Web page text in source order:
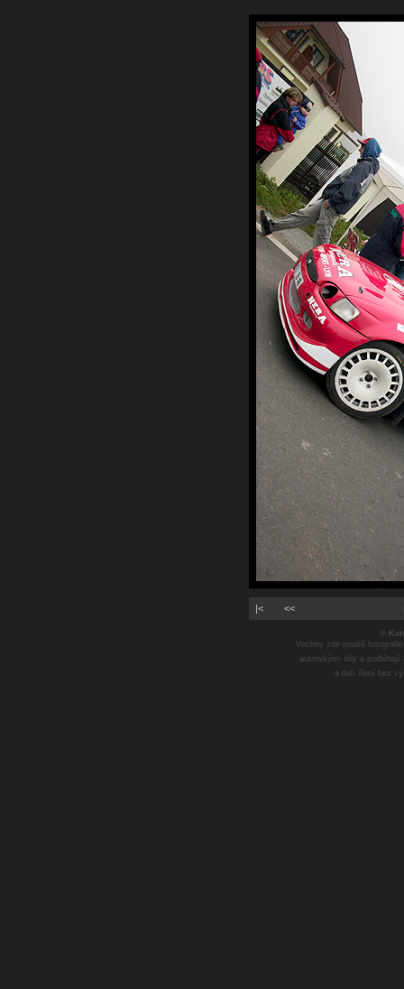
|< <<
©
Vechny zde pouité
autorskými díly a podléhají
a dalí íření bez